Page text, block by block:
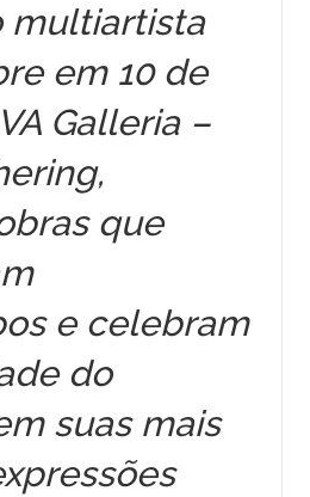
multiartista
em 10 de
Galleria –
que
e celebram
do
suas mais